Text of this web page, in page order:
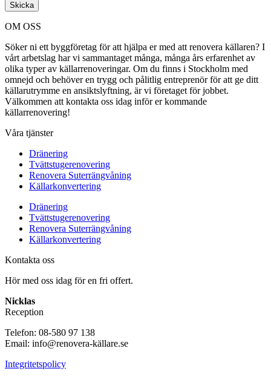
Skicka
OM OSS
Söker ni ett byggföretag för att hjälpa er med att renovera källaren? I
vårt arbetslag har vi sammantaget många, många års erfarenhet av
olika typer av källarrenoveringar. Om du finns i Stockholm med
omnejd och behöver en trygg och pålitlig entreprenör för att ge ditt
källarutrymme en ansiktslyftning, är vi företaget för jobbet.
Välkommen att kontakta oss idag inför er kommande
källarrenovering!
Våra tjänster
Dränering
Tvättstugerenovering
Renovera Suterrängvåning
Källarkonvertering
Dränering
Tvättstugerenovering
Renovera Suterrängvåning
Källarkonvertering
Kontakta oss
Hör med oss idag för en fri offert.
Nicklas
Reception
Telefon: 08-580 97 138
Email: info@renovera-källare.se
Integritetspolicy